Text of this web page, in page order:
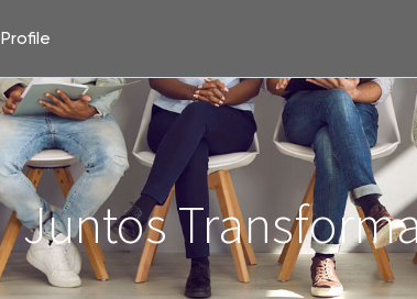
Profile
Juntos